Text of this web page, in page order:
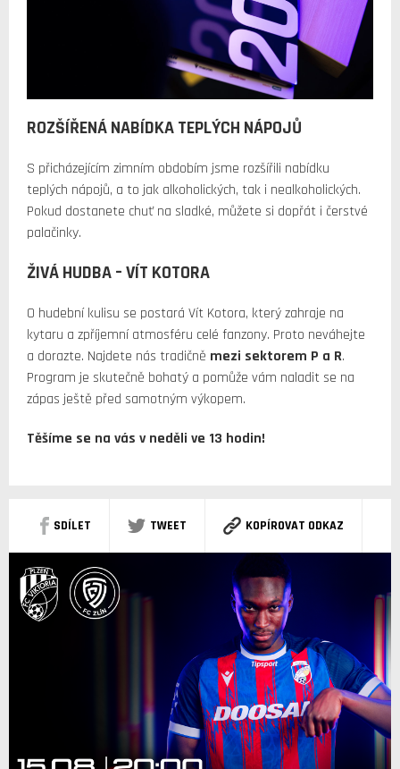
ROZŠÍŘENÁ NABÍDKA TEPLÝCH NÁPOJŮ
S přicházejícím zimním obdobím jsme rozšířili nabídku
teplých nápojů, a to jak alkoholických, tak i nealkoholických.
Pokud dostanete chuť na sladké, můžete si dopřát i čerstvé
palačinky.
ŽIVÁ HUDBA – VÍT KOTORA
O hudební kulisu se postará Vít Kotora, který zahraje na
kytaru a zpříjemní atmosféru celé fanzony. Proto neváhejte
a dorazte. Najdete nás tradičně mezi sektorem P a R.
Program je skutečně bohatý a pomůže vám naladit se na
zápas ještě před samotným výkopem.
Těšíme se na vás v neděli ve 13 hodin!
SDÍLET TWEET KOPÍROVAT ODKAZ